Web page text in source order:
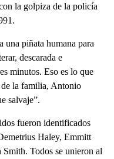
la golpiza de la policía
una piñata humana para
descarada e
minutos. Eso es lo que
la familia, Antonio
salvaje”.
fueron identificados
Haley, Emmitt
Todos se unieron al